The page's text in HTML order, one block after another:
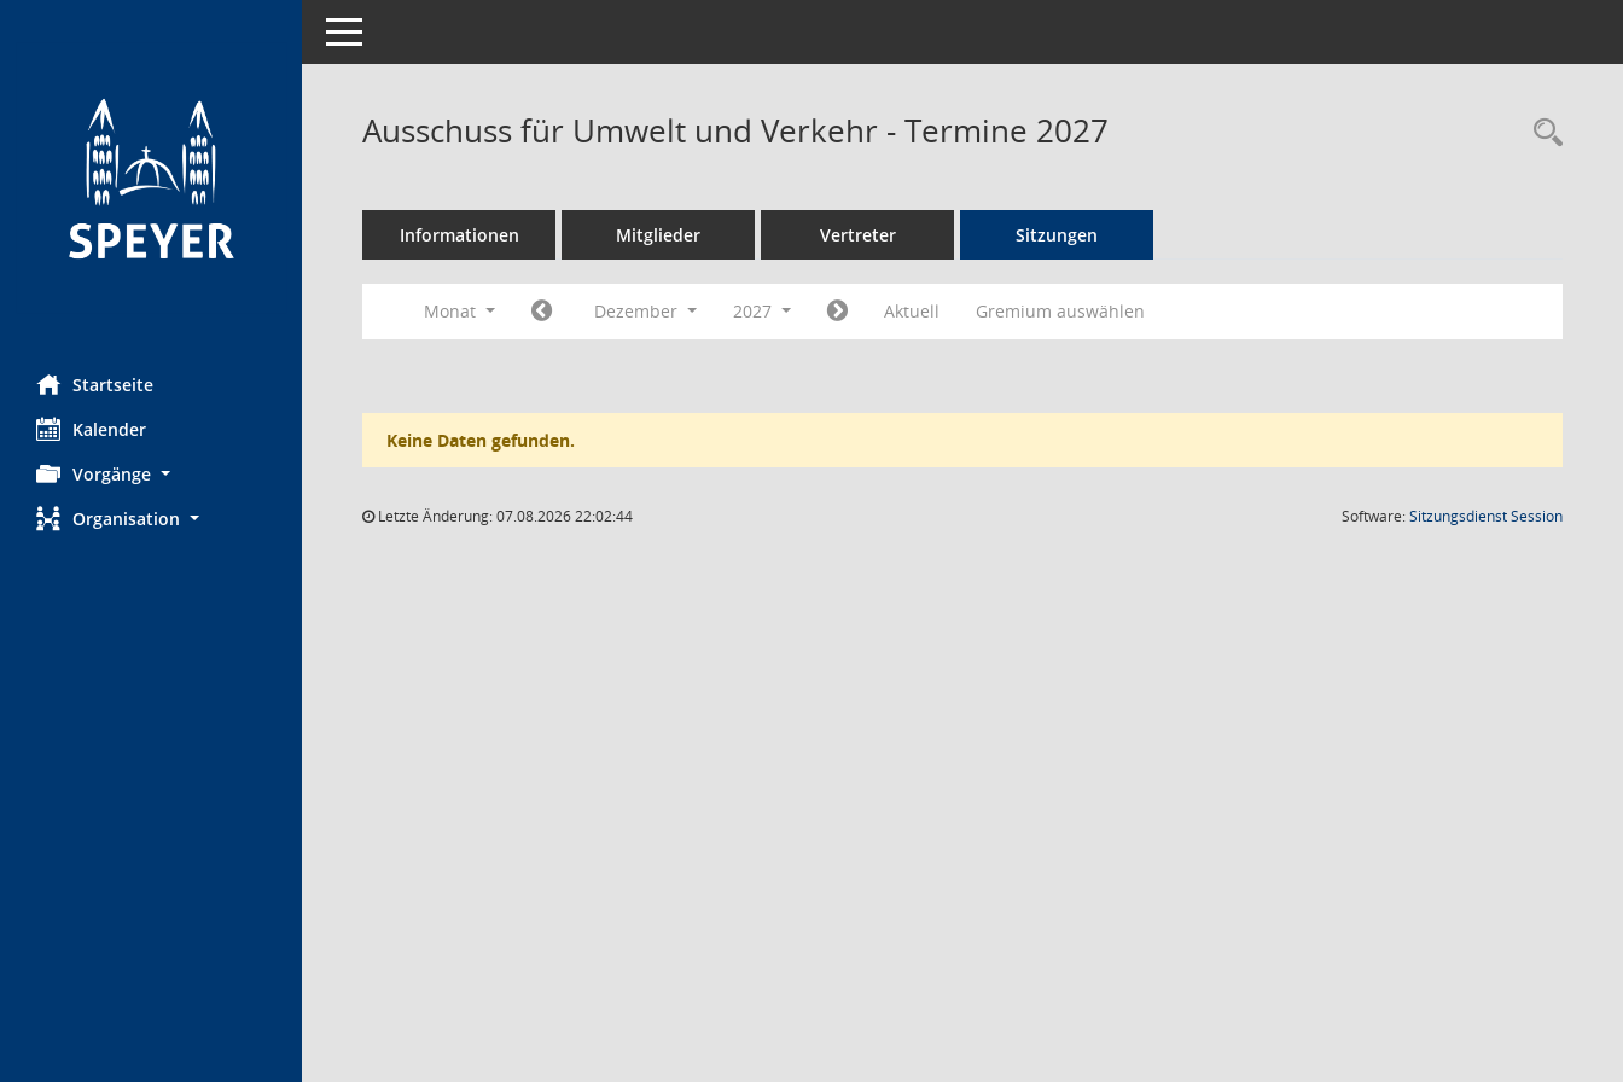
Startseite
Kalender
Vorgänge
Organisation
Toggle navigation
Ausschuss für Umwelt und Verkehr - Termine 2027
Informationen Mitglieder Vertreter Sitzungen
Monat Dezember 2027 Aktuell Gremium auswählen
Keine Daten gefunden.
Letzte Änderung: 07.08.2026 22:02:44 Software:SitzungsdienstSession(Wird in